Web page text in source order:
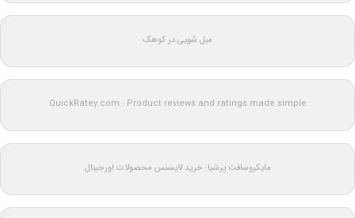
مبل شویی در کوهک
QuickRatey.com : Product reviews and ratings made simple
مایکروسافت پرشیا: خرید لایسنس محصولات اورجینال